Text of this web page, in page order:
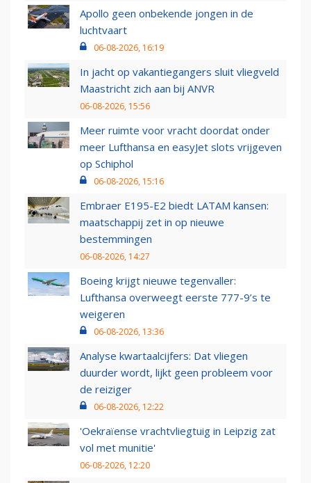
Apollo geen onbekende jongen in de
luchtvaart
06-08-2026, 16:19
In jacht op vakantiegangers sluit vliegveld
Maastricht zich aan bij ANVR
06-08-2026, 15:56
Meer ruimte voor vracht doordat onder
meer Lufthansa en easyJet slots vrijgeven
op Schiphol
06-08-2026, 15:16
Embraer E195-E2 biedt LATAM kansen:
maatschappij zet in op nieuwe
bestemmingen
06-08-2026, 14:27
Boeing krijgt nieuwe tegenvaller:
Lufthansa overweegt eerste 777-9’s te
weigeren
06-08-2026, 13:36
Analyse kwartaalcijfers: Dat vliegen
duurder wordt, lijkt geen probleem voor
de reiziger
06-08-2026, 12:22
'Oekraïense vrachtvliegtuig in Leipzig zat
vol met munitie'
06-08-2026, 12:20